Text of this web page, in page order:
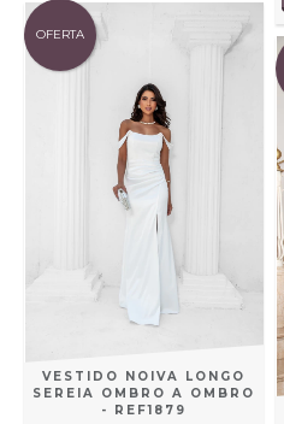
OFERTA
VESTIDO NOIVA LONGO
SEREIA OMBRO A OMBRO
- REF1879